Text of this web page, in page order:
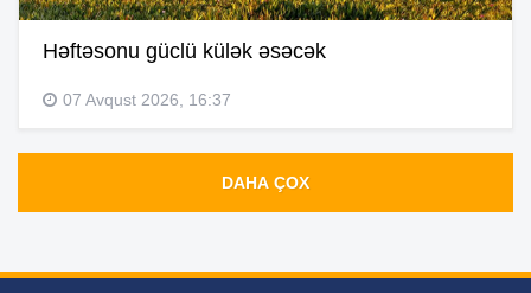
Həftəsonu güclü külək əsəcək
07 Avqust 2026, 16:37
DAHA ÇOX